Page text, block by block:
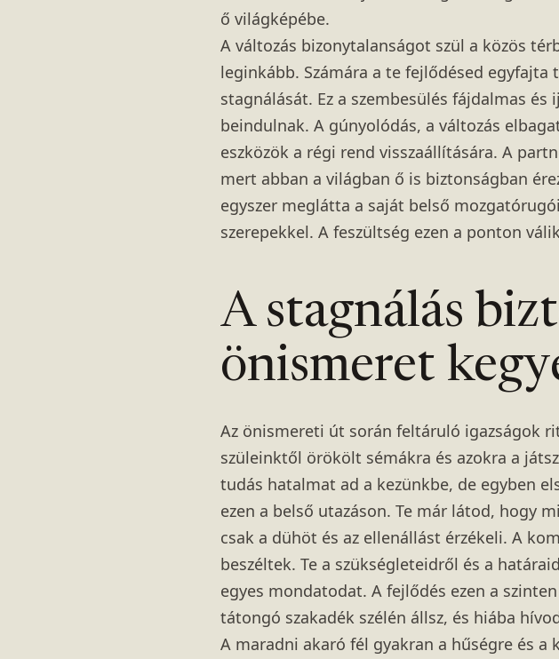
ő világképébe.
A változás bizonytalanságot szül a közös
leginkább. Számára a te fejlődésed
stagnálását. Ez a szembesülés fájdalmas
beindulnak. A gúnyolódás, a változás
eszközök a régi rend visszaállítására. A
mert abban a világban ő is biztonságban
egyszer meglátta a saját belső
szerepekkel. A feszültség ezen a ponton
A stagnálás
önismeret
Az önismereti út során feltáruló igazságok
szüleinktől örökölt sémákra és azokra a
tudás hatalmat ad a kezünkbe, de egyben
ezen a belső utazáson. Te már látod, hogy
csak a dühöt és az ellenállást érzékeli. A
beszéltek. Te a szükségleteidről és a
egyes mondatodat. A fejlődés ezen a
tátongó szakadék szélén állsz, és hiába
A maradni akaró fél gyakran a hűségre és